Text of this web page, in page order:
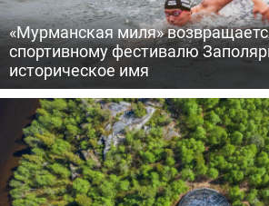
«Мурманская миля»
спортивному фестивалю
историческое имя